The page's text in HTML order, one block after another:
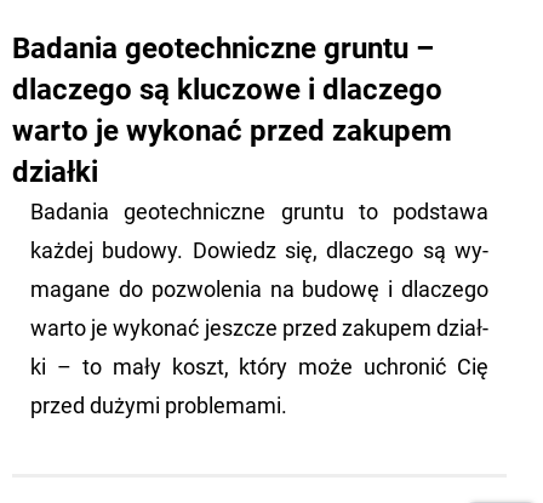
Badania geotechniczne gruntu –
dlaczego są kluczowe i dlaczego
warto je wykonać przed zakupem
działki
Ba­da­nia geo­tech­nicz­ne grun­tu to pod­sta­wa
każ­dej bu­do­wy. Do­wiedz się, dla­cze­go są wy­
ma­ga­ne do po­zwo­le­nia na bu­do­wę i dla­cze­go
warto je wy­ko­nać jesz­cze przed za­ku­pem dział­
ki – to mały koszt, który może uchro­nić Cię
przed du­ży­mi pro­ble­ma­mi.